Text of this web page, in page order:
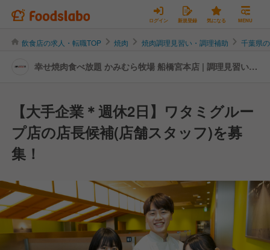
ログイン 新規登録 気になる MENU
飲食店の求人・転職TOP 焼肉 焼肉調理見習い・調理補助 千葉県
幸せ焼肉食べ放題 かみむら牧場 船橋宮本店 | 調理見習い・
【大手企業＊週休2日】ワタミグルー
プ店の店長候補(店舗スタッフ)を募
集！